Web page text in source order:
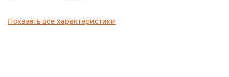
Показать все характеристики